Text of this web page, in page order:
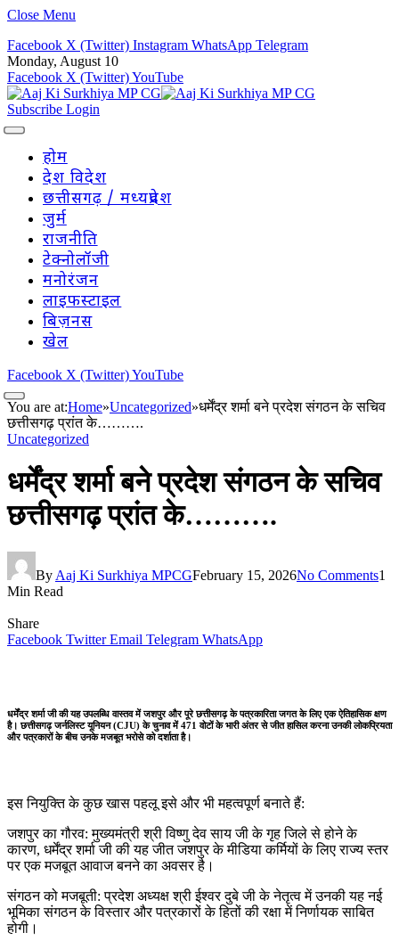
Close Menu
Facebook X (Twitter) Instagram WhatsApp Telegram
Monday, August 10
Facebook X (Twitter)YouTube
Subscribe Login
होम
देश विदेश
छत्तीसगढ़ / मध्यप्रदेश
जुर्म
राजनीति
टेक्नोलॉजी
मनोरंजन
लाइफस्टाइल
बिज़नस
खेल
Facebook X (Twitter)YouTube
You are at:Home»Uncategorized»धर्मेंद्र शर्मा बने प्रदेश संगठन के सचिव
छत्तीसगढ़ प्रांत के……….
Uncategorized
धर्मेंद्र शर्मा बने प्रदेश संगठन के सचिव
छत्तीसगढ़ प्रांत के……….
By Aaj Ki Surkhiya MPCGFebruary 15, 2026No Comments1
Min Read
Share
Facebook Twitter Email Telegram WhatsApp
धर्मेंद्र शर्मा जी की यह उपलब्धि वास्तव में जशपुर और पूरे छत्तीसगढ़ के पत्रकारिता जगत के लिए एक ऐतिहासिक क्षण
है। छत्तीसगढ़ जर्नलिस्ट यूनियन (CJU) के चुनाव में 471 वोटों के भारी अंतर से जीत हासिल करना उनकी लोकप्रियता
और पत्रकारों के बीच उनके मजबूत भरोसे को दर्शाता है।
इस नियुक्ति के कुछ खास पहलू इसे और भी महत्वपूर्ण बनाते हैं:
जशपुर का गौरव: मुख्यमंत्री श्री विष्णु देव साय जी के गृह जिले से होने के
कारण, धर्मेंद्र शर्मा जी की यह जीत जशपुर के मीडिया कर्मियों के लिए राज्य स्तर
पर एक मजबूत आवाज बनने का अवसर है।
संगठन को मजबूती: प्रदेश अध्यक्ष श्री ईश्वर दुबे जी के नेतृत्व में उनकी यह नई
भूमिका संगठन के विस्तार और पत्रकारों के हितों की रक्षा में निर्णायक साबित
होगी।